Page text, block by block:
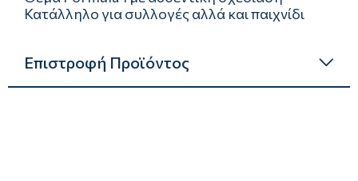
Κατάλληλο για συλλογές αλλά και παιχνίδι
Επιστροφή Προϊόντος